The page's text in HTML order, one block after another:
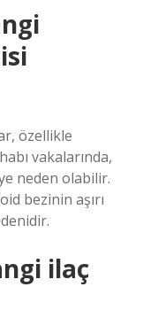
özellikle
vakalarında,
neden olabilir.
bezinin aşırı
ilaç